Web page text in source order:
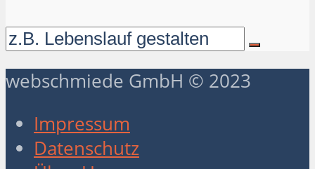
webschmiede GmbH © 2023
Impressum
Datenschutz